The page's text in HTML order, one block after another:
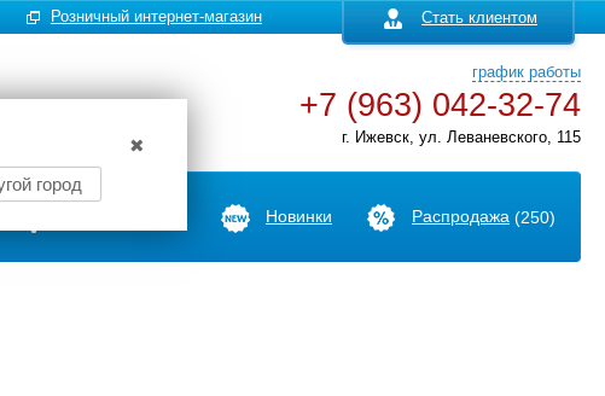
Стать клиентом
Розничный интернет-магазин
✖
город
график работы
+7 (963) 042-32-74
г. Ижевск, ул. Леваневского, 115
Новинки Распродажа (250)